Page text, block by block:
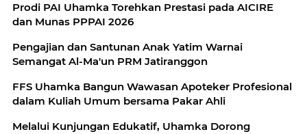
Prodi PAI Uhamka Torehkan Prestasi pada AICIRE
dan Munas PPPAI 2026
Pengajian dan Santunan Anak Yatim Warnai
Semangat Al-Ma'un PRM Jatiranggon
FFS Uhamka Bangun Wawasan Apoteker Profesional
dalam Kuliah Umum bersama Pakar Ahli
Melalui Kunjungan Edukatif, Uhamka Dorong